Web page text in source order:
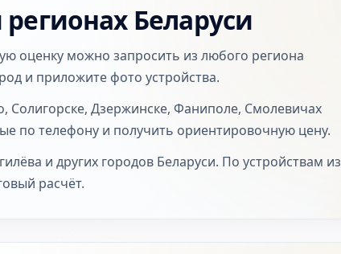
Беларуси
оценку можно запросить из любого региона
и приложите фото устройства.
Дзержинске, Фаниполе, Смолевичах
по телефону и получить ориентировочную цену.
и других городов Беларуси. По устройствам из
расчёт.